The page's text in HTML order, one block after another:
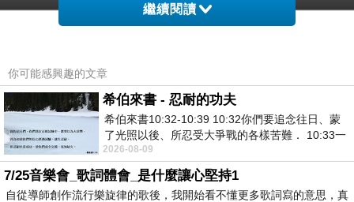
店，
是嚴選台灣生採食材，與南投生產白木耳小農合作，
全程無毒無農藥栽種，所以白木耳無毒無農藥殘留，
消費者能安心飲用無負擔，秘密花園都是使用新鮮白木耳，
製作成頂級嚴選手作白木耳露，無添加人工香料，無農藥的白
木耳，
繼續閱讀
你可能感興趣的文章
希伯來書 - 忍耐的功夫
希伯來書10:32-10:39 10:32你們要追念往日、蒙
了光照以後、所忍受大爭戰的各樣苦難． 10:33一
面被毀謗、遭患難、成了戲景、叫眾人
2026-08-09
7/25音樂會_歌詞體會_是什麼讓心堅持1
自從導師創作流行樂旋律的歌後，我開始看不懂更多歌詞寫的意思，真